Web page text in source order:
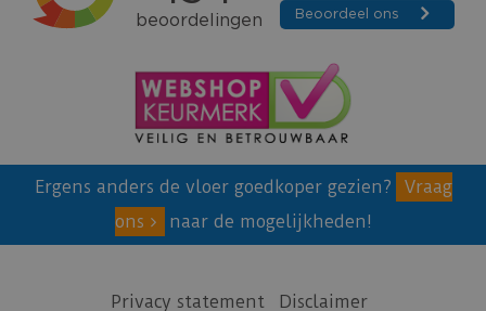
Ergens anders de vloer goedkoper gezien?
Vraag
ons
naar de mogelijkheden!
Privacy statement Disclaimer